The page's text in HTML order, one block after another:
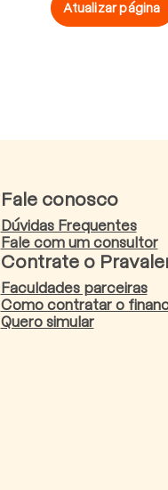
Atualizar página
Fale conosco
Dúvidas Frequentes
Fale com um consultor
Contrate o
Faculdades parceiras
Como contratar o
Quero simular